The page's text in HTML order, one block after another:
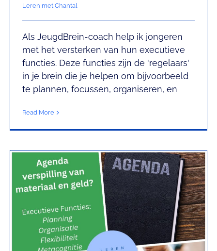
Leren met Chantal
Als JeugdBrein-coach help ik jongeren
met het versterken van hun executieve
functies. Deze functies zijn de 'regelaars'
in je brein die je helpen om bijvoorbeeld
te plannen, focussen, organiseren, en
Read More
Een papieren agenda:
verspilling van materialen en
geld?
Plannen met Chantal